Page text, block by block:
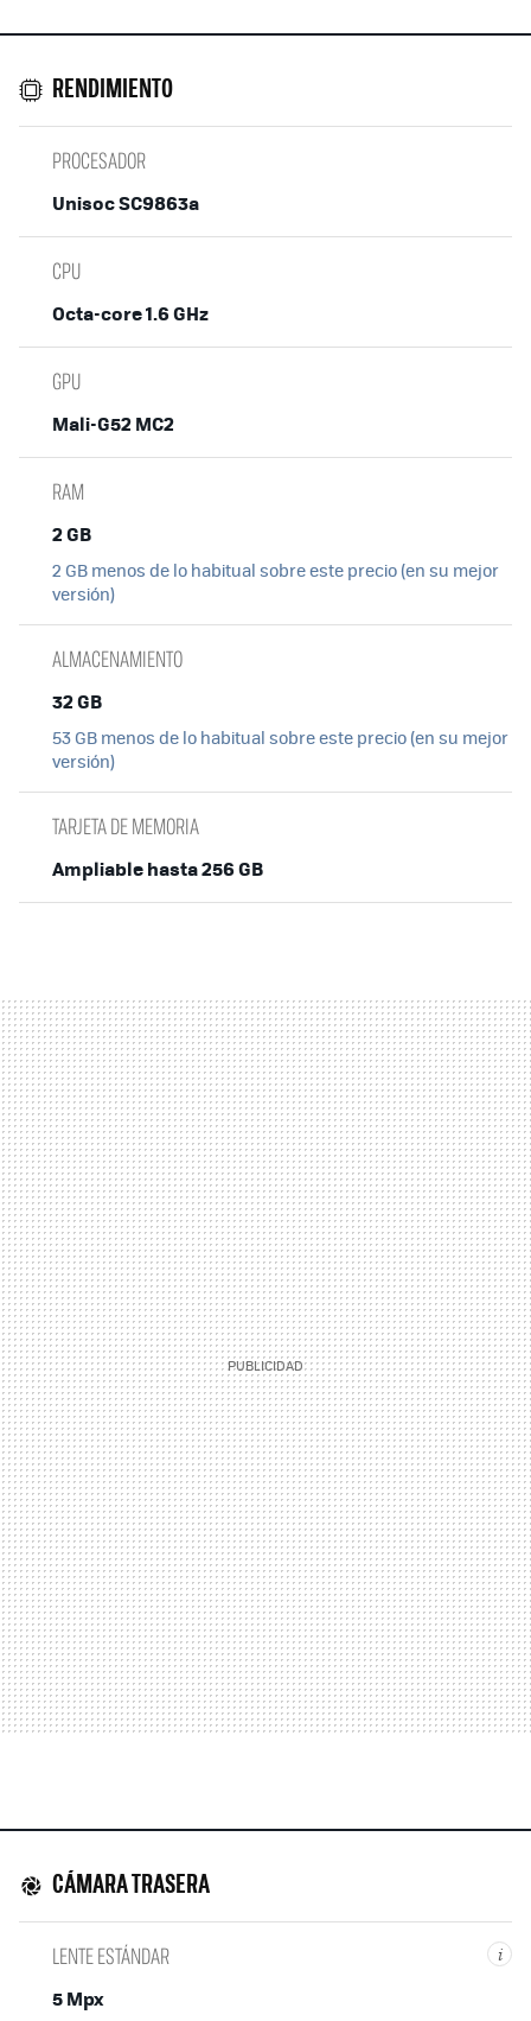
RENDIMIENTO
PROCESADOR
Unisoc SC9863a
CPU
Octa-core 1.6 GHz
GPU
Mali-G52 MC2
RAM
2 GB
2 GB menos de lo habitual sobre este precio (en su mejor
versión)
ALMACENAMIENTO
32 GB
53 GB menos de lo habitual sobre este precio (en su mejor
versión)
TARJETA DE MEMORIA
Ampliable hasta 256 GB
CÁMARA TRASERA
i
LENTE ESTÁNDAR
5 Mpx